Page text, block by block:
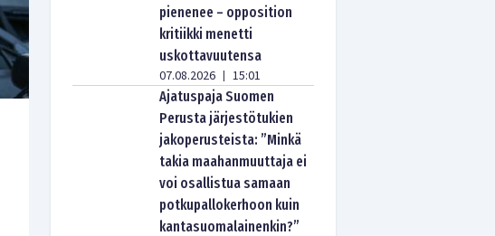
pienenee – opposition
kritiikki menetti
uskottavuutensa
07.08.2026 | 15:01
Ajatuspaja Suomen
Perusta järjestötukien
jakoperusteista: ”Minkä
takia maahanmuuttaja ei
voi osallistua samaan
potkupallokerhoon kuin
kantasuomalainenkin?”